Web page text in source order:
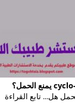
هل... تابع القراءة